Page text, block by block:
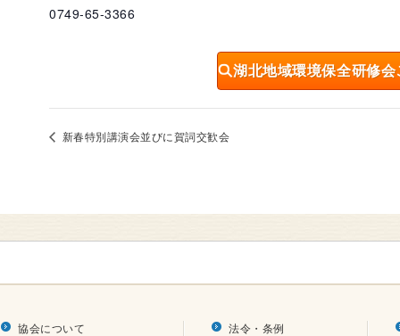
0749-65-3366
湖北地域環境保全研修会
新春特別講演会並びに賀詞交歓会
協会について 法令・条例